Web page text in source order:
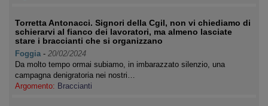
Torretta Antonacci. Signori della Cgil, non vi chiediamo di
schierarvi al fianco dei lavoratori, ma almeno lasciate
stare i braccianti che si organizzano
Foggia - 20/02/2024
Da molto tempo ormai subiamo, in imbarazzato silenzio, una
campagna denigratoria nei nostri…
Argomento: Braccianti